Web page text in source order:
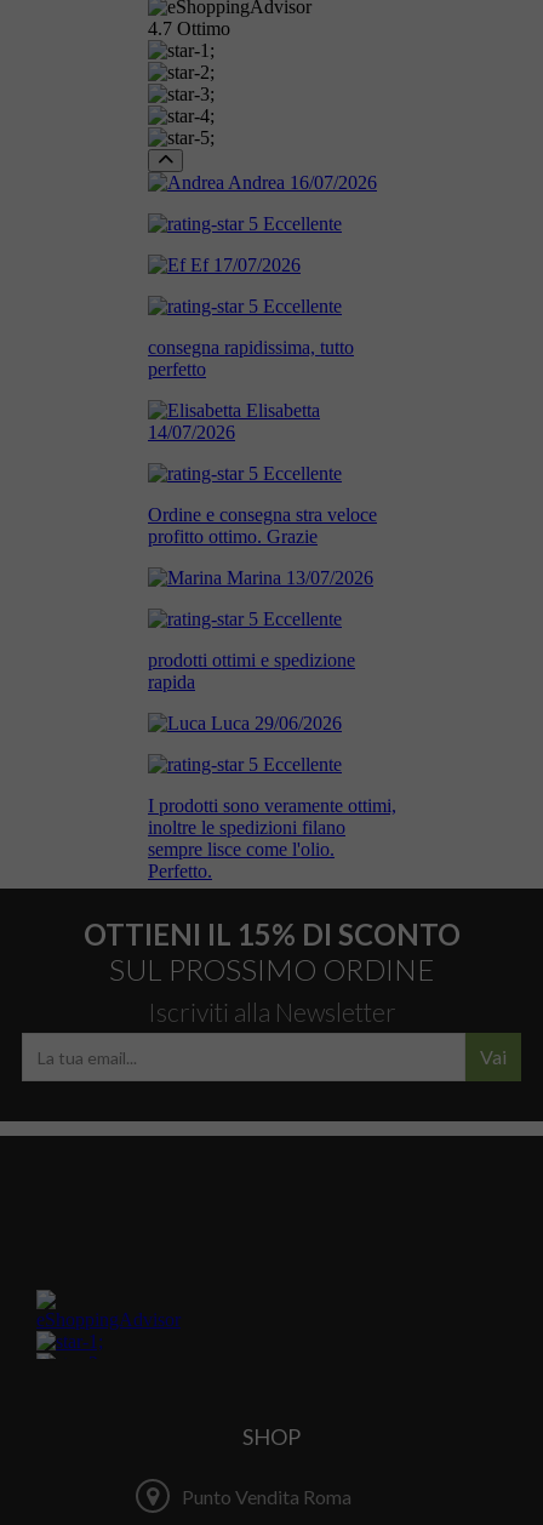
OTTIENI IL 15% DI SCONTO
SUL PROSSIMO ORDINE
Iscriviti alla Newsletter
Vai
SHOP
Punto Vendita Roma